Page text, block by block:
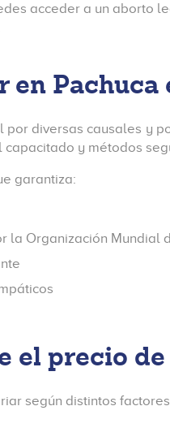
acceder a un aborto
en
por diversas causales y
y métodos
garantiza:
la Organización Mundial
el precio
según distintos